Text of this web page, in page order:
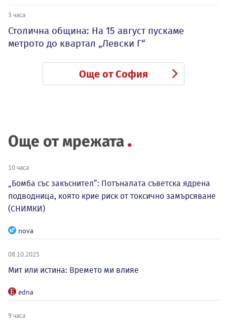
3 часа
Столична община: На 15 август пускаме
метрото до квартал „Левски Г“
Още от София
Още от мрежата
10 часа
„Бомба със закъснител“: Потъналата съветска ядрена
подводница, която крие риск от токсично замърсяване
(СНИМКИ)
nova
08.10.2025
Мит или истина: Времето ми влияе
edna
9 часа